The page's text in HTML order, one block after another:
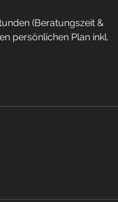
(Beratungszeit &
persönlichen Plan inkl.